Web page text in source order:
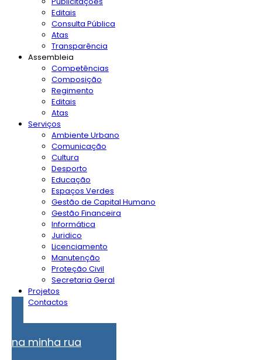
Editais
Consulta Pública
Atas
Transparência
Assembleia
Competências
Composição
Regimento
Editais
Atas
Serviços
Ambiente Urbano
Comunicação
Cultura
Desporto
Educação
Espaços Verdes
Gestão de Capital Humano
Gestão Financeira
Informática
Juridico
Licenciamento
Manutenção
Proteção Civil
Secretaria Geral
Projetos
Contactos
na minha rua